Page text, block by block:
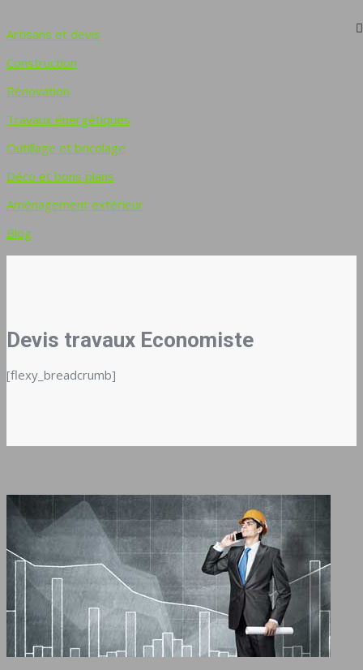
Artisans et devis
Construction
Rénovation
Travaux énergétiques
Outillage et bricolage
Déco et bons plans
Aménagement extérieur
Blog
Devis travaux Economiste
[flexy_breadcrumb]